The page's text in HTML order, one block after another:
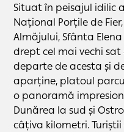
Situat în peisajul idilic
Național Porțile de
Almăjului, Sfânta
drept cel mai vechi sat
departe de acesta și
aparține, platoul
o panoramă
Dunărea la sud și
câțiva kilometri.